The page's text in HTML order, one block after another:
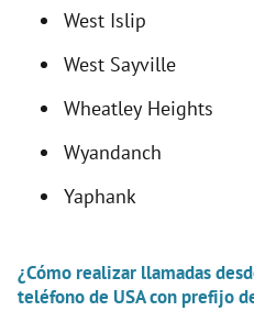
West Islip
West Sayville
Wheatley Heights
Wyandanch
Yaphank
¿Cómo realizar llamadas
teléfono de USA con prefijo